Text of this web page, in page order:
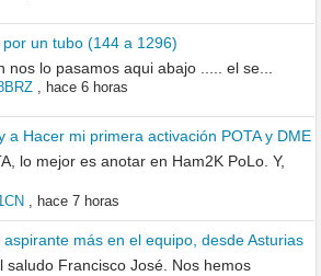
por un tubo (144 a 1296)
nos lo pasamos aqui abajo ..... el se...
, hace 6 horas
a Hacer mi primera activación POTA y DME
lo mejor es anotar en Ham2K PoLo. Y,
, hace 7 horas
aspirante más en el equipo, desde Asturias
saludo Francisco José. Nos hemos